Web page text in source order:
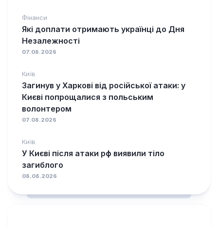
Фінанси
Які доплати отримають українці до Дня
Незалежності
07.08.2026
Київ
Загинув у Харкові від російської атаки: у
Києві попрощалися з польським
волонтером
07.08.2026
Київ
У Києві після атаки рф виявили тіло
загиблого
08.08.2026